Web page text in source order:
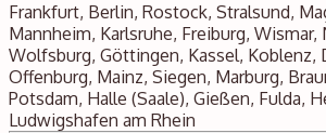
Frankfurt, Berlin, Rostock, Stralsund,
Mannheim, Karlsruhe, Freiburg, Wismar,
Wolfsburg, Göttingen, Kassel, Koblenz,
Offenburg, Mainz, Siegen, Marburg,
Potsdam, Halle (Saale), Gießen, Fulda,
Ludwigshafen am Rhein